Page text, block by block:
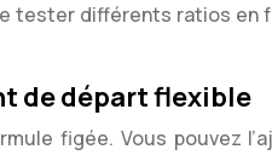
tester différents ratios
de départ flexible
figée. Vous pouvez